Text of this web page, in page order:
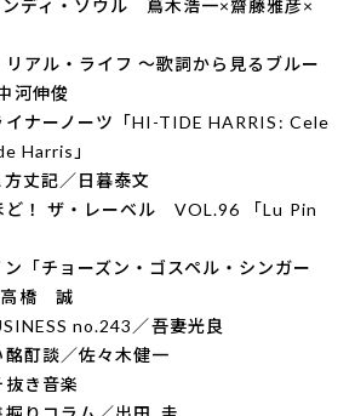
ディ・ソウル 蔦木浩一×齋藤雅彦×
アル・ライフ 〜歌詞から見るブルー
河伸俊
ナーノーツ「HI-TIDE HARRIS: Cele
Harris」
丈記／日暮泰文
！ ザ・レーベル VOL.96 「Lu Pin
「チョーズン・ゴスペル・シンガー
高橋 誠
no.243／吾妻光良
酊談／佐々木健一
き音楽